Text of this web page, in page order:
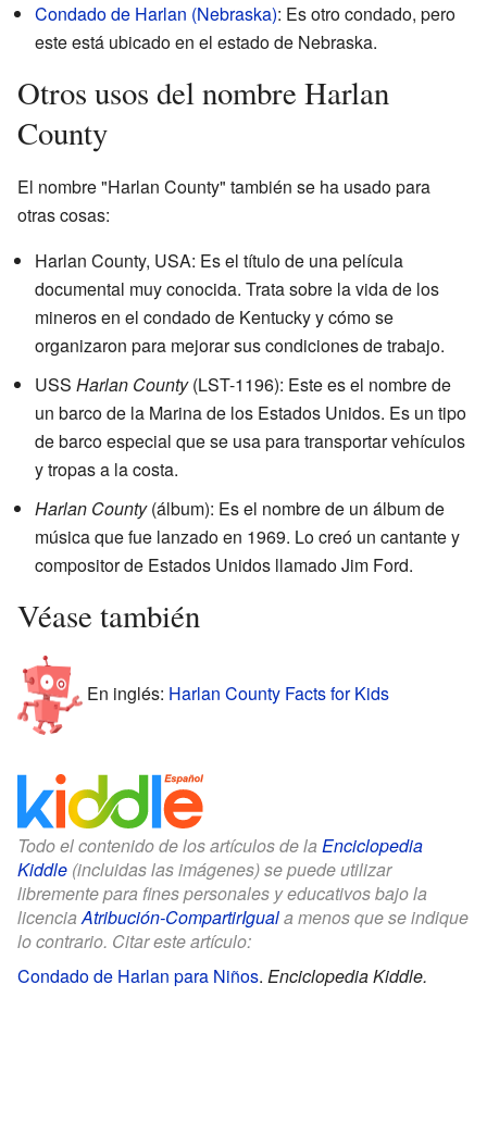
Condado de Harlan (Nebraska): Es otro condado, pero
este está ubicado en el estado de Nebraska.
Otros usos del nombre Harlan
County
El nombre "Harlan County" también se ha usado para
otras cosas:
Harlan County, USA: Es el título de una película
documental muy conocida. Trata sobre la vida de los
mineros en el condado de Kentucky y cómo se
organizaron para mejorar sus condiciones de trabajo.
USS Harlan County(LST-1196): Este es el nombre de
un barco de la Marina de los Estados Unidos. Es un tipo
de barco especial que se usa para transportar vehículos
y tropas a la costa.
Harlan County(álbum): Es el nombre de un álbum de
música que fue lanzado en 1969. Lo creó un cantante y
compositor de Estados Unidos llamado Jim Ford.
Véase también
En inglés: Harlan County Facts for Kids
Todo el contenido de los artículos de la Enciclopedia
Kiddle (incluidas las imágenes) se puede utilizar
libremente para fines personales y educativos bajo la
licenciaAtribución-CompartirIguala menos que se indique
lo contrario. Citar este artículo:
Condado de Harlan para Niños. Enciclopedia Kiddle.